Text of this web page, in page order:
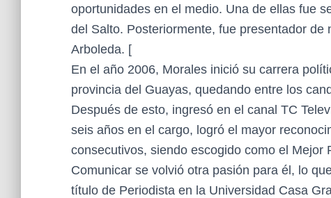
oportunidades en el medio. Una de ellas fue
del Salto. Posteriormente, fue presentador de
Arboleda. [
En el año 2006, Morales inició su carrera
provincia del Guayas, quedando entre los
Después de esto, ingresó en el canal TC
seis años en el cargo, logró el mayor
consecutivos, siendo escogido como el
Comunicar se volvió otra pasión para él, lo
título de Periodista en la Universidad Casa